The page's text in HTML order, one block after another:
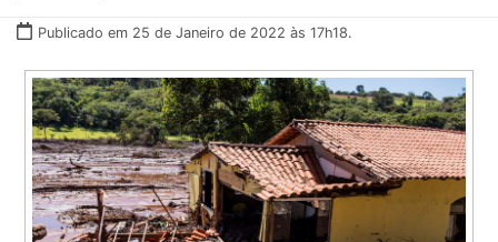
Publicado em 25 de Janeiro de 2022 às 17h18.